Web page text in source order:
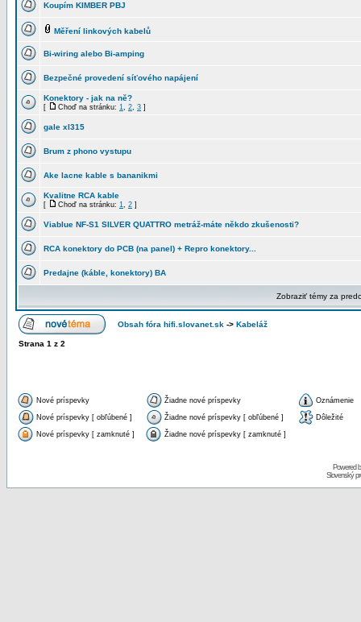
Koupím KIMBER PBJ
Měření linkových kabelů
Bi-wiring alebo Bi-amping
Bezpečné provedení síťového napájení
Konektory - jak na ně?
[ Choď na stránku: 1, 2, 3 ]
gale xl315
Brum z phono vystupu
Ake lacne kable s bananikmi
Kvalitne RCA kable
[ Choď na stránku: 1, 2 ]
Viablue NF-S1 SILVER QUATTRO metráž-máte někdo zkušenosti?
RCA konektory do PCB (na panel) + Repro konektory...
Predajne (káble, konektory) BA
Zobraziť témy za
Obsah fóra hifi.slovanet.sk -> Kabeláž
Strana 1 z 2
Nové príspevky Žiadne nové príspevky Oznámenie
Nové príspevky [ obľúbené ] Žiadne nové príspevky [ obľúbené ] Dôležité
Nové príspevky [ zamknuté ] Žiadne nové príspevky [ zamknuté ]
Powered
Slovenský